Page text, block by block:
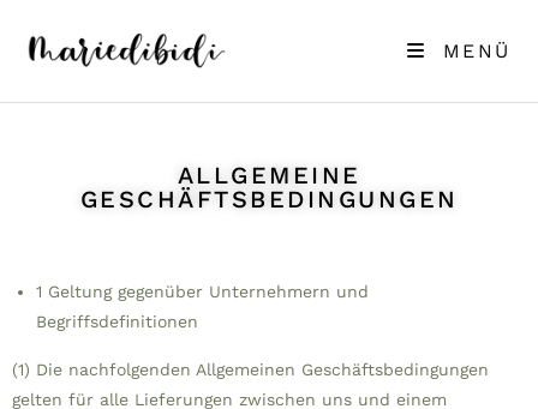
MENÜ
ALLGEMEINE
GESCHÄFTSBEDINGUNGEN
1 Geltung gegenüber Unternehmern und
Begriffsdefinitionen
(1) Die nachfolgenden Allgemeinen Geschäftsbedingungen
gelten für alle Lieferungen zwischen uns und einem